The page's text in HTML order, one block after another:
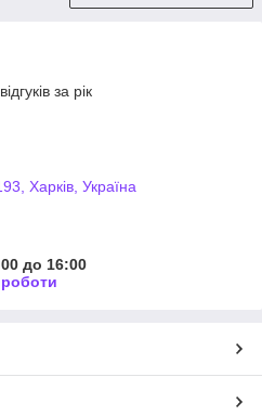
за рік
Харків, Україна
до 16:00